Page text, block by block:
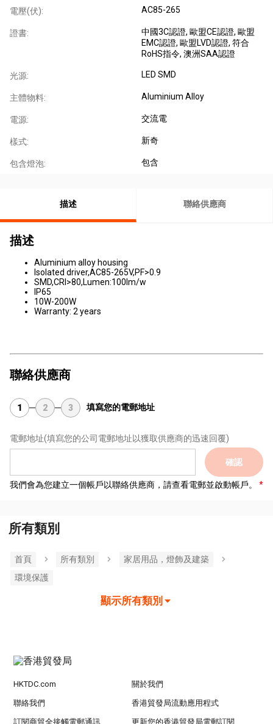
電壓(伏): AC85-265
證書: 中國3C認證, 歐盟CE認證, 歐盟
EMC認證, 歐盟LVD認證, 符合
RoHS指令, 澳洲SAA認證
光源: LED SMD
主體物料: Aluminium Alloy
電源: 交流電
樣式: 新奇
包含燈泡: 包含
描述 聯絡供應商
描述
Aluminium alloy housing
​Isolated driver,AC85-265V,PF>0.9
SMD,CRI>80,Lumen:100lm/w
IP65
10W-200W
Warranty: 2 years
聯絡供應商
1 2 3 填寫您的電郵地址
電郵地址(填寫您的公司電郵地址以獲取供應商的迅速回覆)
確認
我們會為您建立一個帳戶以聯絡供應商，請查看電郵並啟動帳戶。
所有類別
首頁 所有類別
家居用品，燈飾及建築
環境保護
顯示所有類別
HKTDC.com 關於我們
聯絡我們 香港貿發局流動應用程式
訂閱商貿全接觸電郵通訊 更新您的香港貿發局電郵訂閱